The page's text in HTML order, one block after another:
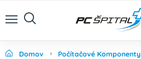
Domov Počítačové Komponenty